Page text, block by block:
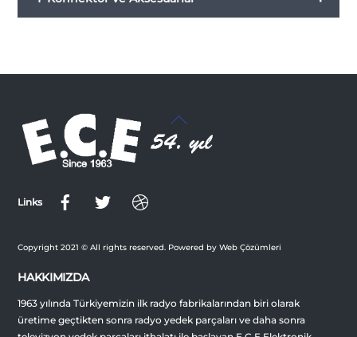
Back
Top
Links
Copyright 2021 © All rights reserved. Powered by Web Çözümleri
HAKKIMIZDA
1963 yılında Türkiyemizin ilk radyo fabrikalarından biri olarak
üretime geçtikten sonra radyo yedek parçaları ve daha sonra